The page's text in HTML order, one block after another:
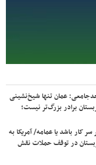
عمان تنها شیخ‌نشینی
برادر بزرگ‌تر نیست؛
کار باشد یا عمامه/ آمریکا به
در توقف حملات نقش